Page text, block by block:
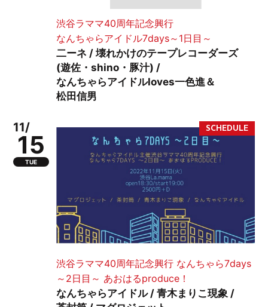
渋谷ラママ40周年記念興行
なんちゃらアイドル7days～1日目～
二ーネ / 壊れかけのテープレコーダーズ
(遊佐・shino・豚汁) /
なんちゃらアイドルloves一色進＆
松田信男
11/
15
TUE
渋谷ラママ40周年記念興行 なんちゃら7days
～2日目～ あおはるproduce！
なんちゃらアイドル / 青木まりこ現象 /